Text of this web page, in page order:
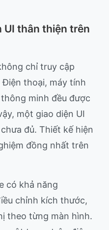
UI thân thiện trên
chỉ truy cập
thoại, máy tính
minh đều được
một giao diện UI
đủ. Thiết kế hiện
đồng nhất trên
có khả năng
chỉnh kích thước,
theo từng màn hình.